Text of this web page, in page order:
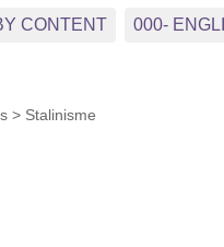
CONTENT 000-
> Stalinisme